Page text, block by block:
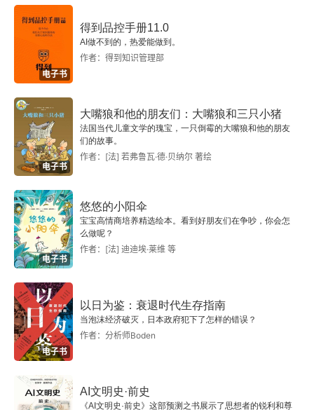
电子书
得到品控手册11.0
AI做不到的，热爱能做到。
作者：得到知识管理部
电子书
大嘴狼和他的朋友们：大嘴狼和三只小猪
法国当代儿童文学的瑰宝，一只倒霉的大嘴狼和他的朋友
们的故事。
作者：[法] 若弗鲁瓦·德·贝纳尔 著绘
电子书
悠悠的小阳伞
宝宝高情商培养精选绘本。看到好朋友们在争吵，你会怎
么做呢？
作者：[法] 迪迪埃·莱维 等
电子书
以日为鉴：衰退时代生存指南
当泡沫经济破灭，日本政府犯下了怎样的错误？
作者：分析师Boden
AI文明史·前史
《AI文明史·前史》这部预测之书展示了思想者的锐利和尊